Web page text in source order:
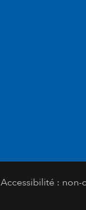
Accessibilité :